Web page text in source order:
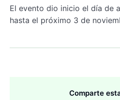
El evento dio inicio el día de
hasta el próximo 3 de
Comparte